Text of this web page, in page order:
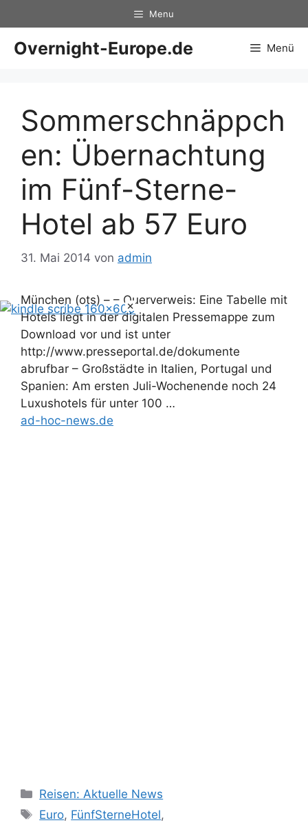
×
Inhalt
springen
Menu
Overnight-Europe.de Menü
Sommerschnäppch
en: Übernachtung
im Fünf-Sterne-
Hotel ab 57 Euro
31. Mai 2014 von admin
München (ots) – – Querverweis: Eine Tabelle mit
Hotels liegt in der digitalen Pressemappe zum
Download vor und ist unter
http://www.presseportal.de/dokumente
abrufbar – Großstädte in Italien, Portugal und
Spanien: Am ersten Juli-Wochenende noch 24
Luxushotels für unter 100 …
ad-hoc-news.de
Kategorien
Reisen: Aktuelle News
Schlagwörter
Euro, FünfSterneHotel,